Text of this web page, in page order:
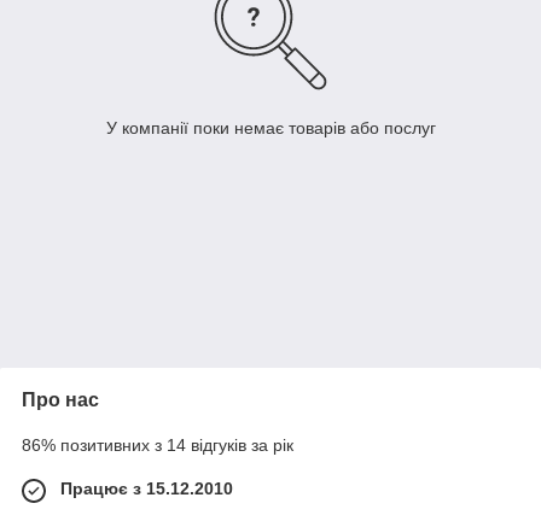
У компанії поки немає товарів або послуг
Про нас
86% позитивних з 14 відгуків за рік
Працює з 15.12.2010